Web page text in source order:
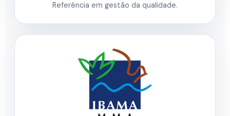
Referência em gestão da qualidade.